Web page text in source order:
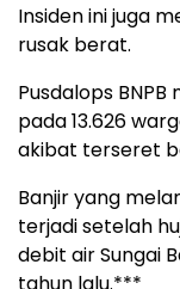
Insiden ini juga
rusak berat.
Pusdalops
pada 13.626
akibat terseret
Banjir yang
terjadi setelah
debit air Sungai
tahun lalu.***